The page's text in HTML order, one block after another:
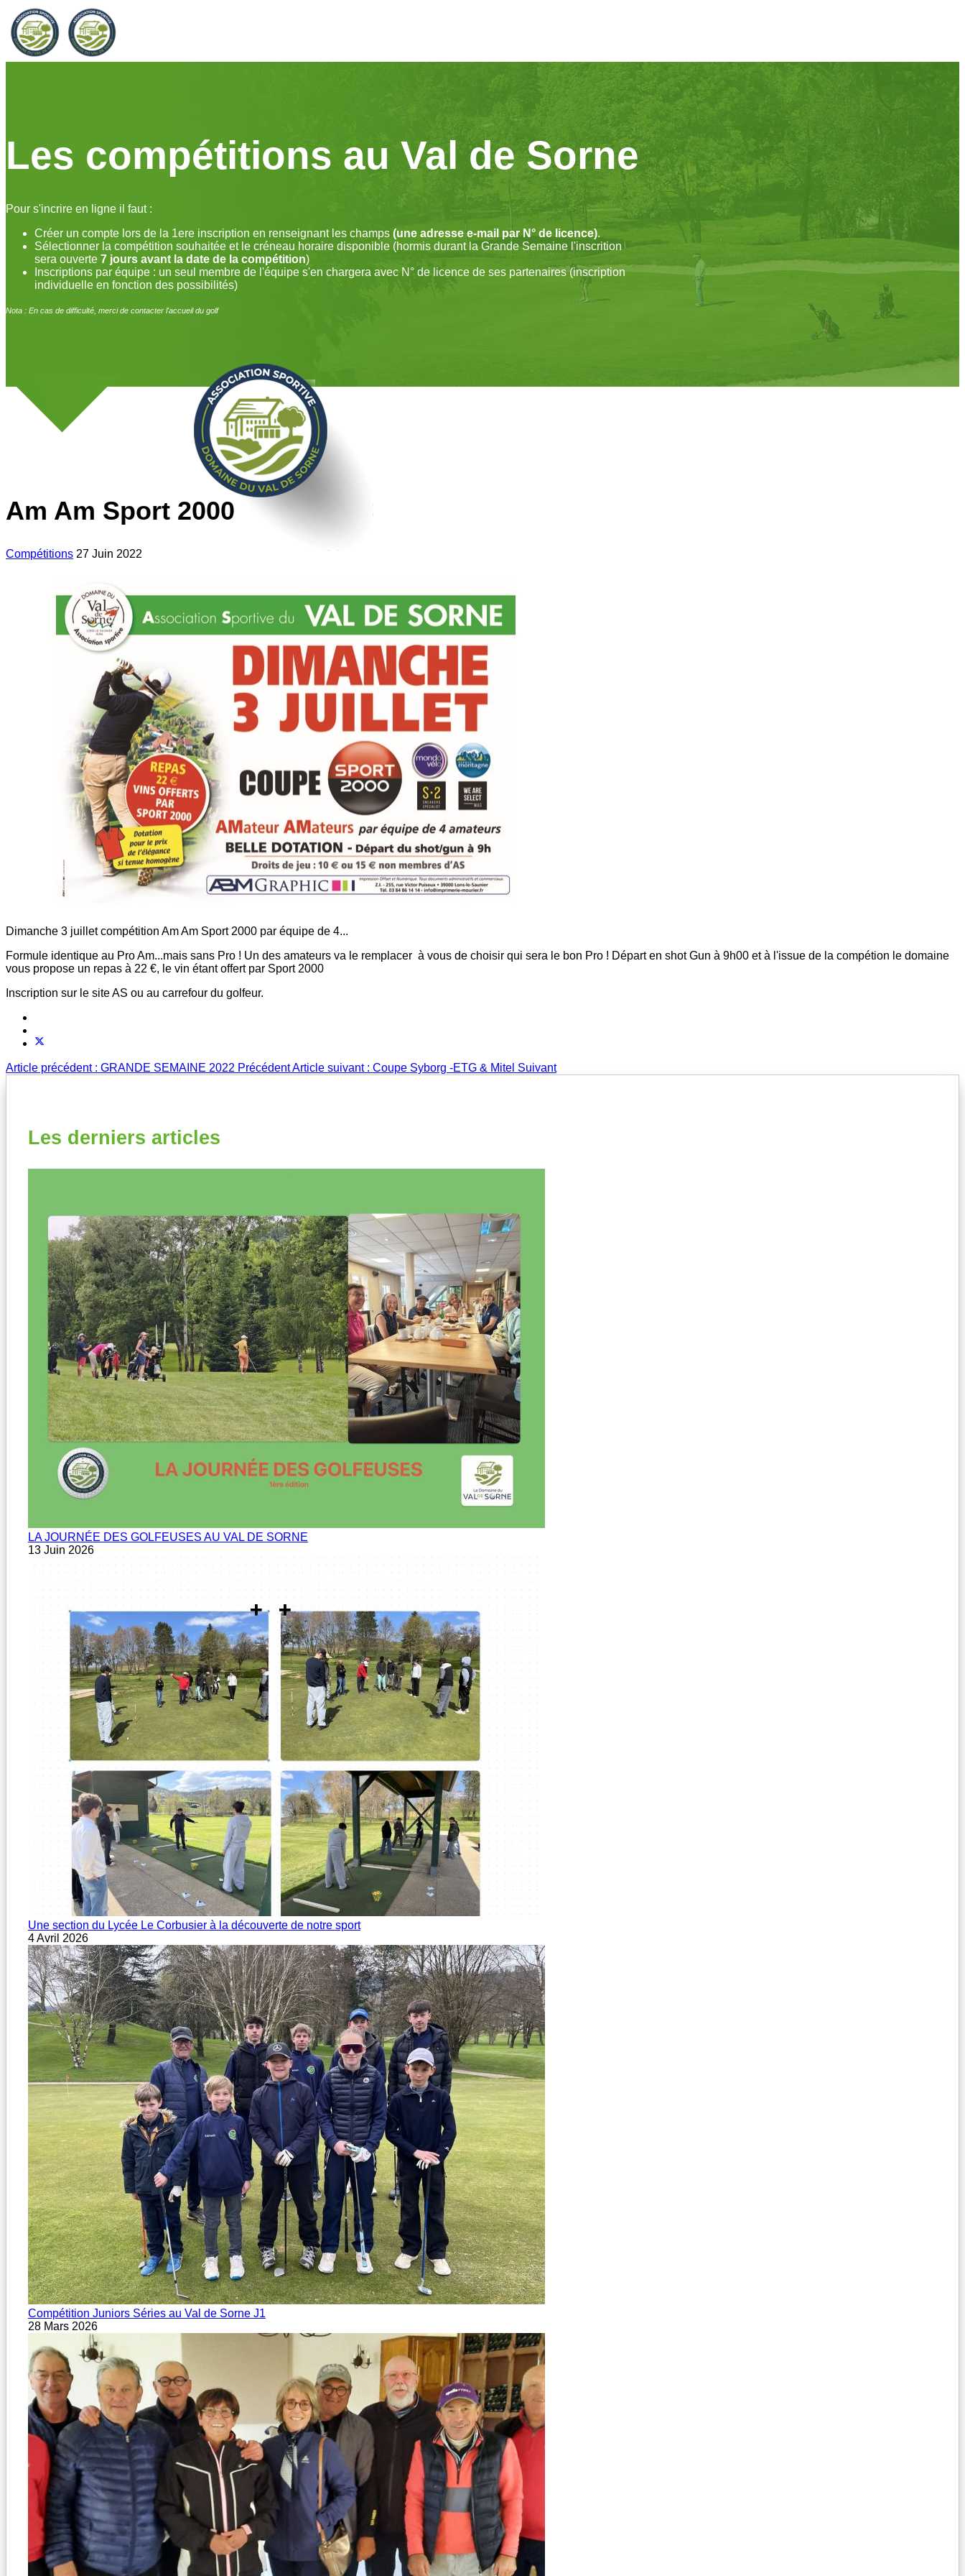
Les compétitions au Val de Sorne
Pour s'incrire en ligne il faut :
Créer un compte lors de la 1ere inscription en renseignant les champs (une adresse e-mail par N° de licence).
Sélectionner la compétition souhaitée et le créneau horaire disponible (hormis durant la Grande Semaine l'inscrition
sera ouverte 7 jours avant la date de la compétition)
Inscriptions par équipe : un seul membre de l'équipe s'en chargera avec N° de licence de ses partenaires (inscription
individuelle en fonction des possibilités)
Nota : En cas de difficulté, merci de contacter l'accueil du golf
Am Am Sport 2000
Compétitions 27 Juin 2022
Dimanche 3 juillet compétition Am Am Sport 2000 par équipe de 4...
Formule identique au Pro Am...mais sans Pro ! Un des amateurs va le remplacer à vous de choisir qui sera le bon Pro ! Départ en shot Gun à 9h00 et à l'issue de la compétion le domaine
vous propose un repas à 22 €, le vin étant offert par Sport 2000
Inscription sur le site AS ou au carrefour du golfeur.
Article précédent : GRANDE SEMAINE 2022 PrécédentArticle suivant : Coupe Syborg -ETG & Mitel Suivant
Les derniers articles
LA JOURNÉE DES GOLFEUSES AU VAL DE SORNE
13 Juin 2026
Une section du Lycée Le Corbusier à la découverte de notre sport
4 Avril 2026
Compétition Juniors Séries au Val de Sorne J1
28 Mars 2026